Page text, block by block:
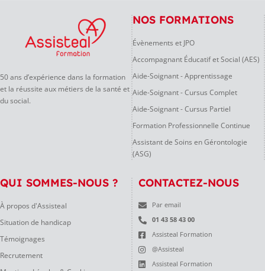
50 ans d’expérience dans la formation
et la réussite aux métiers de la santé et
du social.
NOS FORMATIONS
Évènements et JPO
Accompagnant Éducatif et Social (AES)
Aide-Soignant - Apprentissage
Aide-Soignant - Cursus Complet
Aide-Soignant - Cursus Partiel
Formation Professionnelle Continue
Assistant de Soins en Gérontologie
(ASG)
QUI SOMMES-NOUS ?
À propos d'Assisteal
Situation de handicap
Témoignages
Recrutement
CONTACTEZ-NOUS
Par email
01 43 58 43 00
Assisteal Formation
@Assisteal
Assisteal Formation